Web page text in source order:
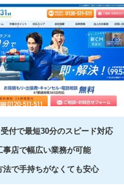
付で最短30分のスピード対応
事店で幅広い業務が可能
法で手持ちがなくても安心